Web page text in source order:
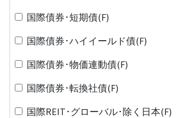
国際債券･短期債(F)
国際債券･ハイイールド債(F)
国際債券･物価連動債(F)
国際債券･転換社債(F)
国際REIT･グローバル･除く日本(F)